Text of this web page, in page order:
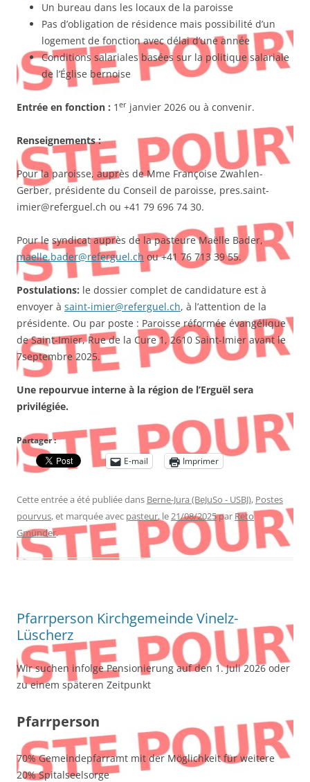
Un bureau dans les locaux de la paroisse
Pas d’obligation de résidence mais possibilité d’un
logement de fonction avec délai d’une année
Conditions salariales basées sur la politique salariale
de l’Église bernoise
Entrée en fonction : 1 er janvier 2026 ou à convenir.
Renseignements :
Pour la paroisse, auprès de Mme Françoise Zwahlen-
Gerber, présidente du Conseil de paroisse, pres.saint-
imier@referguel.ch ou +41 79 696 74 30.
Pour le syndicat auprès de la pasteure Maëlle Bader,
maelle.bader@referguel.ch ou +41 76 713 39 55.
Postulations: le dossier complet de candidature est à
envoyer à saint-imier@referguel.ch, à l’attention de la
présidente. Ou par poste : Paroisse réformée évangélique
de Saint-Imier, Rue de la Cure 1, 2610 Saint-Imier avant le
7septembre 2025.
Une repourvue interne à la région de l’Erguël sera
privilégiée.
Partager :
E-mail
Imprimer
Cette entrée a été publiée dans Berne-Jura (BeJuSo - USBJ), Postes
pourvus, et marquée avec pasteur, le21/08/2025par Reto
Gmünder.
Pfarrperson Kirchgemeinde Vinelz-
Lüscherz
Wir suchen infolge Pensionierung auf den 1. Juli 2026 oder
zu einem späteren Zeitpunkt
Pfarrperson
70% Gemeindepfarramt mit der Möglichkeit für weitere
20% Spitalseelsorge